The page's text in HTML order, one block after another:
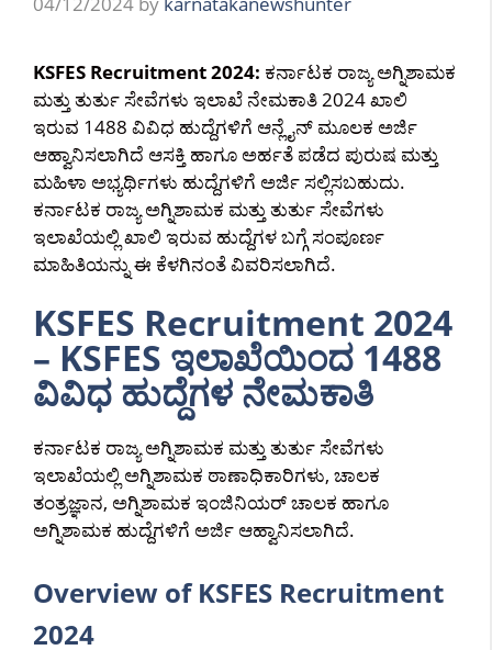
KSFES Recruitment 2024: ಕರ್ನಾಟಕ ರಾಜ್ಯ ಅಗ್ನಿಶಾಮಕ
ಮತ್ತು ತುರ್ತು ಸೇವೆಗಳು ಇಲಾಖೆ ನೇಮಕಾತಿ 2024 ಖಾಲಿ
ಇರುವ 1488 ವಿವಿಧ ಹುದ್ದೆಗಳಿಗೆ ಆನ್ಲೈನ್ ಮೂಲಕ ಅರ್ಜಿ
ಆಹ್ವಾನಿಸಲಾಗಿದೆ ಆಸಕ್ತಿ ಹಾಗೂ ಅರ್ಹತೆ ಪಡೆದ ಪುರುಷ ಮತ್ತು
ಮಹಿಳಾ ಅಭ್ಯರ್ಥಿಗಳು ಹುದ್ದೆಗಳಿಗೆ ಅರ್ಜಿ ಸಲ್ಲಿಸಬಹುದು.
ಕರ್ನಾಟಕ ರಾಜ್ಯ ಅಗ್ನಿಶಾಮಕ ಮತ್ತು ತುರ್ತು ಸೇವೆಗಳು
ಇಲಾಖೆಯಲ್ಲಿ ಖಾಲಿ ಇರುವ ಹುದ್ದೆಗಳ ಬಗ್ಗೆ ಸಂಪೂರ್ಣ
ಮಾಹಿತಿಯನ್ನು ಈ ಕೆಳಗಿನಂತೆ ವಿವರಿಸಲಾಗಿದೆ.
KSFES Recruitment 2024
– KSFES ಇಲಾಖೆಯಿಂದ 1488
ವಿವಿಧ ಹುದ್ದೆಗಳ ನೇಮಕಾತಿ
ಕರ್ನಾಟಕ ರಾಜ್ಯ ಅಗ್ನಿಶಾಮಕ ಮತ್ತು ತುರ್ತು ಸೇವೆಗಳು
ಇಲಾಖೆಯಲ್ಲಿ ಅಗ್ನಿಶಾಮಕ ಠಾಣಾಧಿಕಾರಿಗಳು, ಚಾಲಕ
ತಂತ್ರಜ್ಞಾನ, ಅಗ್ನಿಶಾಮಕ ಇಂಜಿನಿಯರ್ ಚಾಲಕ ಹಾಗೂ
ಅಗ್ನಿಶಾಮಕ ಹುದ್ದೆಗಳಿಗೆ ಅರ್ಜಿ ಆಹ್ವಾನಿಸಲಾಗಿದೆ.
Overview of KSFES Recruitment
2024